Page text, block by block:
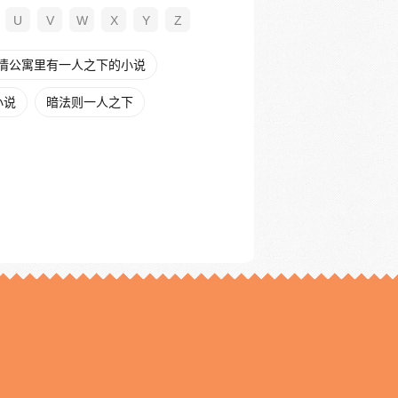
U V W X Y Z
公寓里有一人之下的小说
说 暗法则一人之下